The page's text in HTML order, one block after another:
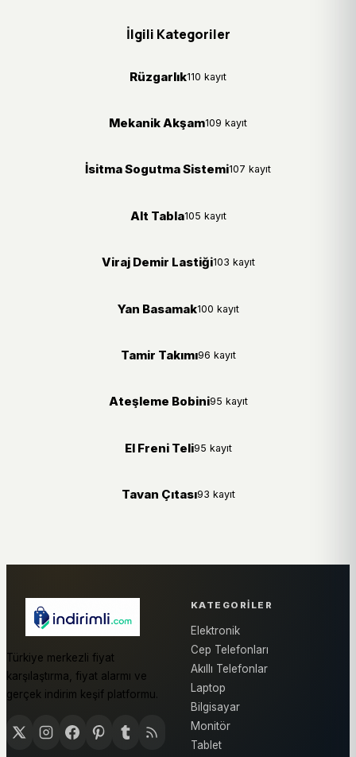
İlgili Kategoriler
Rüzgarlık110 kayıt
Mekanik Akşam109 kayıt
İsitma Sogutma Sistemi107 kayıt
Alt Tabla105 kayıt
Viraj Demir Lastiği103 kayıt
Yan Basamak100 kayıt
Tamir Takımı96 kayıt
Ateşleme Bobini95 kayıt
El Freni Teli95 kayıt
Tavan Çıtası93 kayıt
Türkiye merkezli fiyat
karşılaştırma, fiyat alarmı ve
gerçek indirim keşif platformu.
KATEGORILER
Elektronik
Cep Telefonları
Akıllı Telefonlar
Laptop
Bilgisayar
Monitör
Tablet